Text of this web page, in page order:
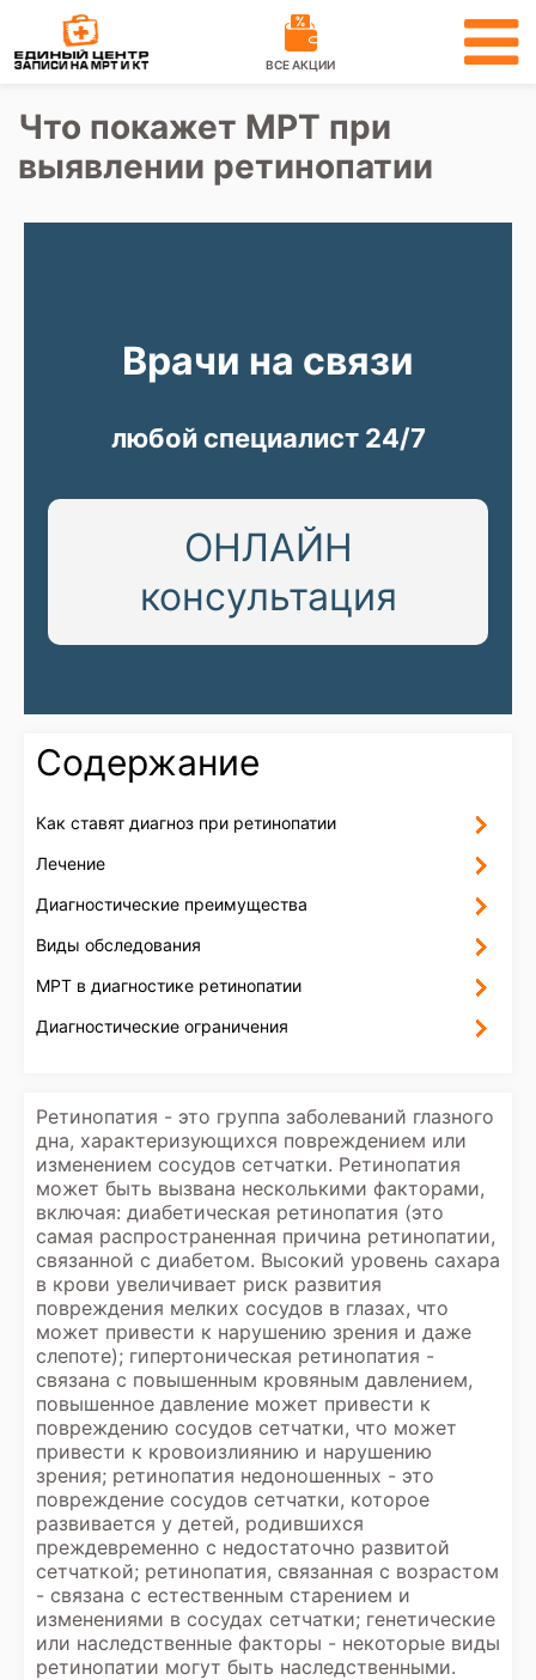
ВСЕ АКЦИИ
Что покажет МРТ при
выявлении ретинопатии
ОНЛАЙН
консультация
любой специалист 24/7
Врачи на связи
Содержание
Как ставят диагноз при ретинопатии
Лечение
Диагностические преимущества
Виды обследования
МРТ в диагностике ретинопатии
Диагностические ограничения
Ретинопатия - это группа заболеваний глазного
дна, характеризующихся повреждением или
изменением сосудов сетчатки. Ретинопатия
может быть вызвана несколькими факторами,
включая: диабетическая ретинопатия (это
самая распространенная причина ретинопатии,
связанной с диабетом. Высокий уровень сахара
в крови увеличивает риск развития
повреждения мелких сосудов в глазах, что
может привести к нарушению зрения и даже
слепоте); гипертоническая ретинопатия -
связана с повышенным кровяным давлением,
повышенное давление может привести к
повреждению сосудов сетчатки, что может
привести к кровоизлиянию и нарушению
зрения; ретинопатия недоношенных - это
повреждение сосудов сетчатки, которое
развивается у детей, родившихся
преждевременно с недостаточно развитой
сетчаткой; ретинопатия, связанная с возрастом
- связана с естественным старением и
изменениями в сосудах сетчатки; генетические
или наследственные факторы - некоторые виды
ретинопатии могут быть наследственными.